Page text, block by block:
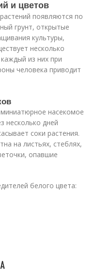
и цветов
появляются по
грунт, открытые
культуры,
несколько
из них при
человека приводит
насекомое
несколько дней
соки растения.
на листьях, стеблях,
опавшие
белого цвета: